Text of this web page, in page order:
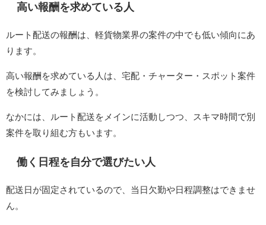
高い報酬を求めている人
ルート配送の報酬は、軽貨物業界の案件の中でも低い傾向にあ
ります。
高い報酬を求めている人は、宅配・チャーター・スポット案件
を検討してみましょう。
なかには、ルート配送をメインに活動しつつ、スキマ時間で別
案件を取り組む方もいます。
働く日程を自分で選びたい人
配送日が固定されているので、当日欠勤や日程調整はできませ
ん。